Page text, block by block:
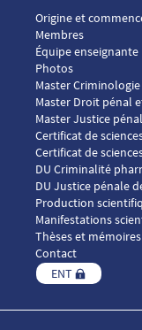
Menu footer ICP 1
Origine et
Membres
Équipe enseignante
Photos
Menu footer ICP 2
Master Criminologie
Master Droit pénal
Master Justice
Menu footer ICP 3
Certificat de
Certificat de
DU Criminalité
DU Justice pénale
Menu footer ICP 4
Production
Manifestations
Thèses et mémoires
Contact
ENT